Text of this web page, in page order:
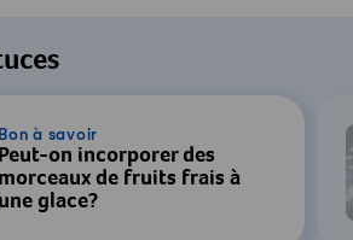
Bon à savoir
Peut-on incorporer des
morceaux de fruits frais à
une glace?